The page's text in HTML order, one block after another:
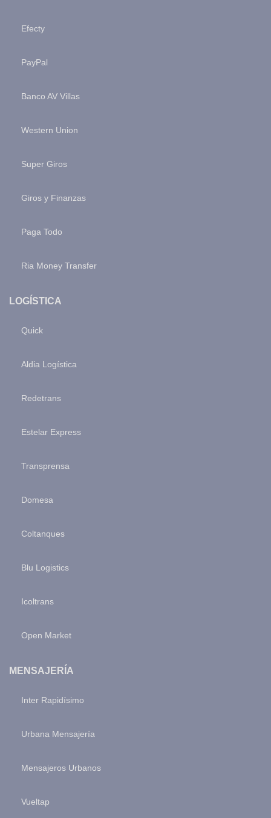
Efecty
PayPal
Banco AV Villas
Western Union
Super Giros
Giros y Finanzas
Paga Todo
Ria Money Transfer
LOGÍSTICA
Quick
Aldia Logística
Redetrans
Estelar Express
Transprensa
Domesa
Coltanques
Blu Logistics
Icoltrans
Open Market
MENSAJERÍA
Inter Rapidísimo
Urbana Mensajería
Mensajeros Urbanos
Vueltap